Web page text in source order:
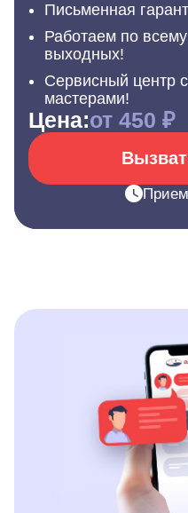
Письменная
Работаем по
выходных!
Сервисный центр
мастерами!
Цена:от 450 ₽